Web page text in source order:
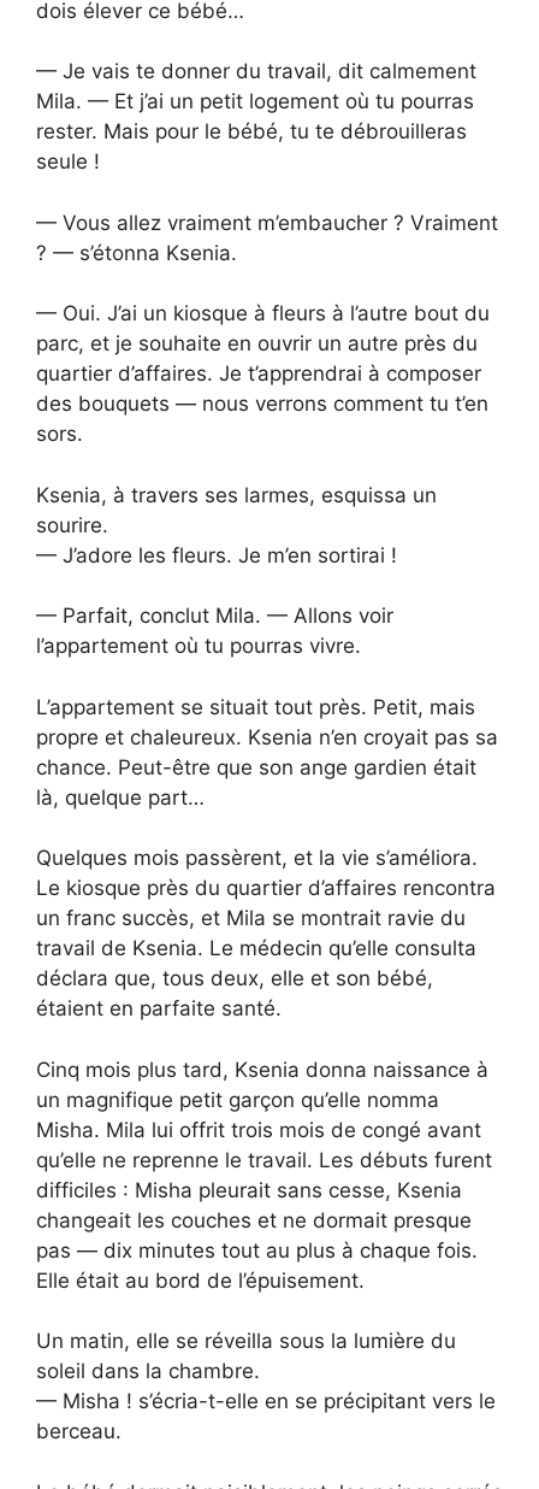
dois élever ce bébé…
— Je vais te donner du travail, dit calmement
Mila. — Et j’ai un petit logement où tu pourras
rester. Mais pour le bébé, tu te débrouilleras
seule !
— Vous allez vraiment m’embaucher ? Vraiment
? — s’étonna Ksenia.
— Oui. J’ai un kiosque à fleurs à l’autre bout du
parc, et je souhaite en ouvrir un autre près du
quartier d’affaires. Je t’apprendrai à composer
des bouquets — nous verrons comment tu t’en
sors.
Ksenia, à travers ses larmes, esquissa un
sourire.
— J’adore les fleurs. Je m’en sortirai !
— Parfait, conclut Mila. — Allons voir
l’appartement où tu pourras vivre.
L’appartement se situait tout près. Petit, mais
propre et chaleureux. Ksenia n’en croyait pas sa
chance. Peut-être que son ange gardien était
là, quelque part…
Quelques mois passèrent, et la vie s’améliora.
Le kiosque près du quartier d’affaires rencontra
un franc succès, et Mila se montrait ravie du
travail de Ksenia. Le médecin qu’elle consulta
déclara que, tous deux, elle et son bébé,
étaient en parfaite santé.
Cinq mois plus tard, Ksenia donna naissance à
un magnifique petit garçon qu’elle nomma
Misha. Mila lui offrit trois mois de congé avant
qu’elle ne reprenne le travail. Les débuts furent
difficiles : Misha pleurait sans cesse, Ksenia
changeait les couches et ne dormait presque
pas — dix minutes tout au plus à chaque fois.
Elle était au bord de l’épuisement.
Un matin, elle se réveilla sous la lumière du
soleil dans la chambre.
— Misha ! s’écria-t-elle en se précipitant vers le
berceau.